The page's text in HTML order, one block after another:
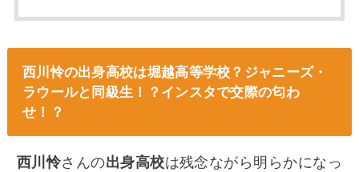
西川怜の出身高校は堀越高等学校？ジャニーズ・
ラウールと同級生！？インスタで交際の匂わ
せ！？
西川怜さんの出身高校は残念ながら明らかになっ